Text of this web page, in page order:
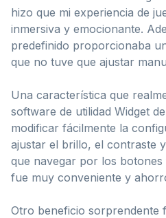
hizo que mi experiencia de
inmersiva y emocionante.
predefinido proporcionaba
que no tuve que ajustar
Una característica que
software de utilidad Widget
modificar fácilmente la
ajustar el brillo, el contraste
que navegar por los botones
fue muy conveniente y
Otro beneficio sorprendente